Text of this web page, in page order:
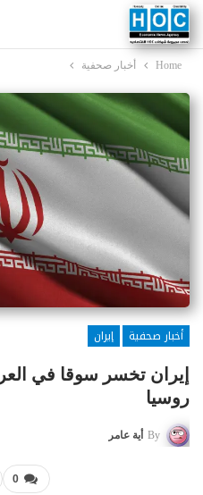
Home أخبار صحفية
أخبار صحفية
إيران
إيران تخسر سوقا في
روسيا
By أية عامر
0